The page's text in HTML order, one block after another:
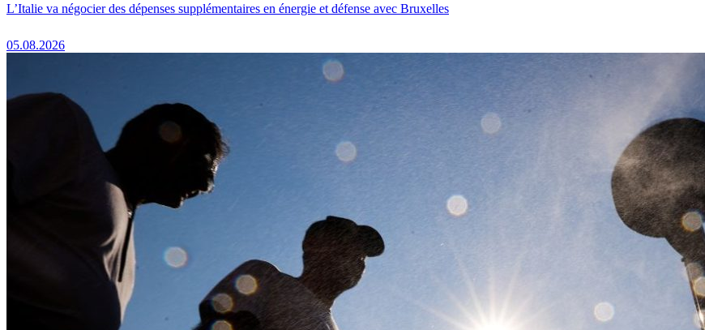
L’Italie va négocier des dépenses supplémentaires en énergie et défense avec Bruxelles
05.08.2026